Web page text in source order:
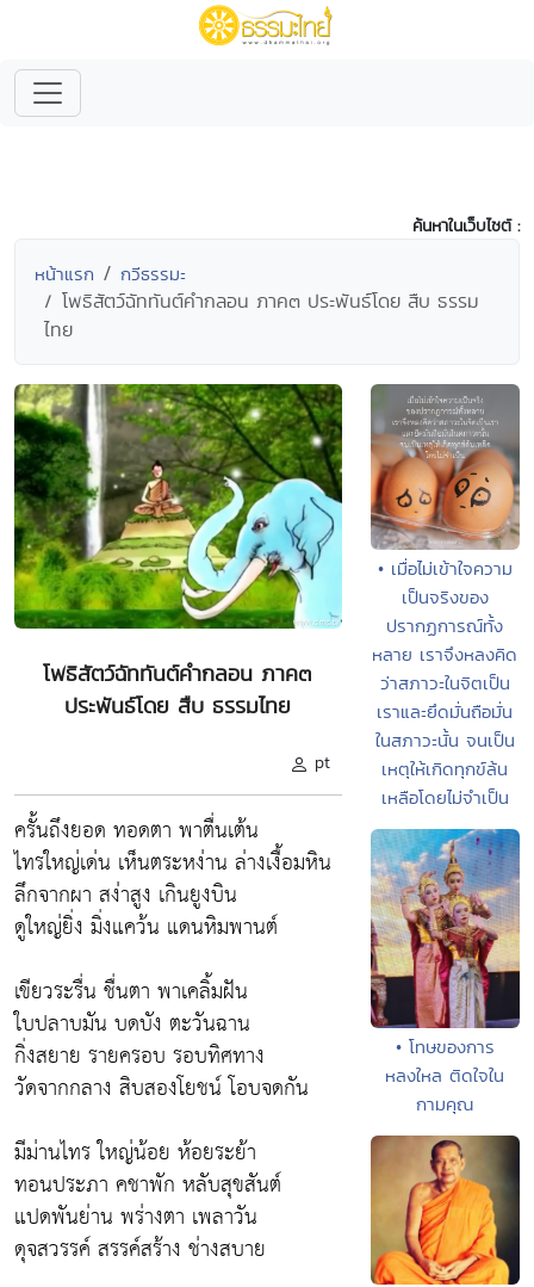
ค้นหาในเว็บไซต์ :
หน้าแรก กวีธรรมะ
โพธิสัตว์ฉัททันต์คำกลอน ภาค๓ ประพันธ์โดย สืบ ธรรม
ไทย
โพธิสัตว์ฉัททันต์คำกลอน ภาค๓
ประพันธ์โดย สืบ ธรรมไทย
pt
ครั้นถึงยอด ทอดตา พาตื่นเต้น
ไทรใหญ่เด่น เห็นตระหง่าน ล่างเงื้อมหิน
ลึกจากผา สง่าสูง เกินยูงบิน
ดูใหญ่ยิ่ง มิ่งแคว้น แดนหิมพานต์
เขียวระรื่น ชื่นตา พาเคลิ้มฝัน
ใบปลาบมัน บดบัง ตะวันฉาน
กิ่งสยาย รายครอบ รอบทิศทาง
วัดจากกลาง สิบสองโยชน์ โอบจดกัน
มีม่านไทร ใหญ่น้อย ห้อยระย้า
ทอนประภา คชาพัก หลับสุขสันต์
แปดพันย่าน พร่างตา เพลาวัน
ดุจสวรรค์ สรรค์สร้าง ช่างสบาย
• เมื่อไม่เข้าใจความ
เป็นจริงของ
ปรากฏการณ์ทั้ง
หลาย เราจึงหลงคิด
ว่าสภาวะในจิตเป็น
เราและยึดมั่นถือมั่น
ในสภาวะนั้น จนเป็น
เหตุให้เกิดทุกข์ล้น
เหลือโดยไม่จำเป็น
• โทษของการ
หลงใหล ติดใจใน
กามคุณ